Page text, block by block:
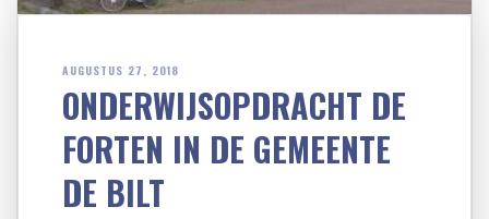
AUGUSTUS 27, 2018
ONDERWIJSOPDRACHT DE
FORTEN IN DE GEMEENTE
DE BILT